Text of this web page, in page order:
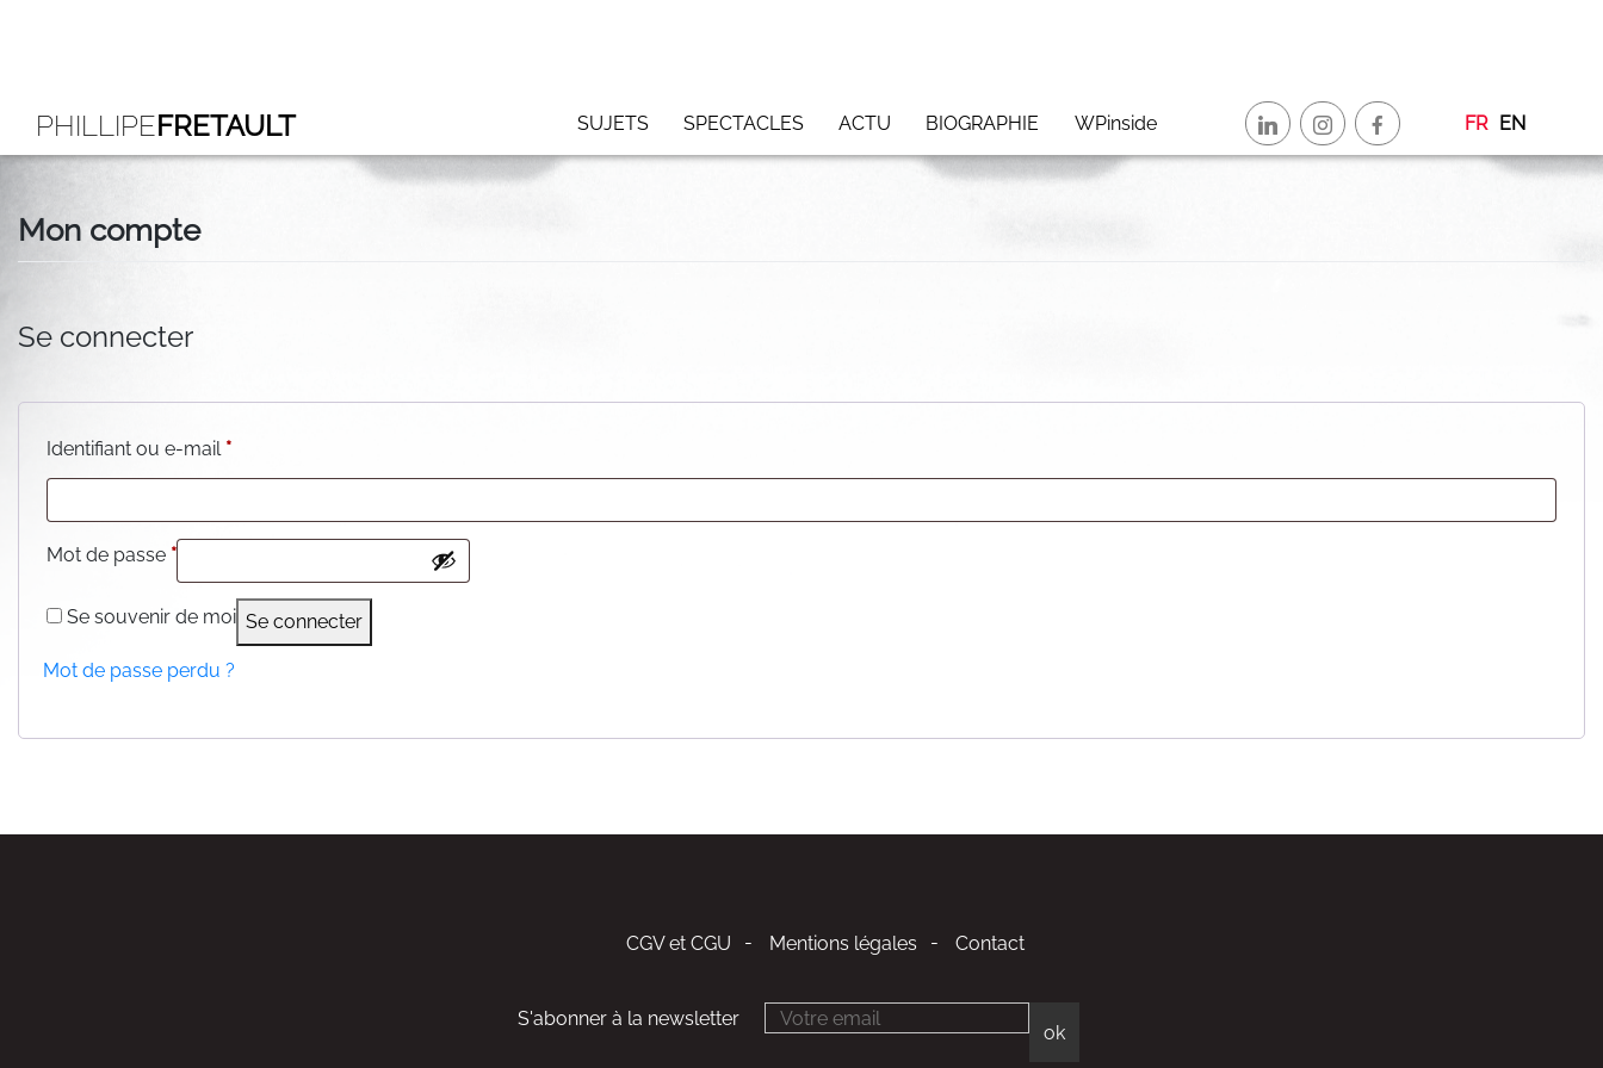
PHILLIPEFRETAULT SUJETS SPECTACLES ACTU BIOGRAPHIE WPinside FR EN
Mon compte
Se connecter
Identifiant ou e-mail *Obligatoire
Mot de passe *Obligatoire
Se souvenir de moi Se connecter
Mot de passe perdu ?
CGV et CGU Mentions légales Contact
S'abonner à la newsletter